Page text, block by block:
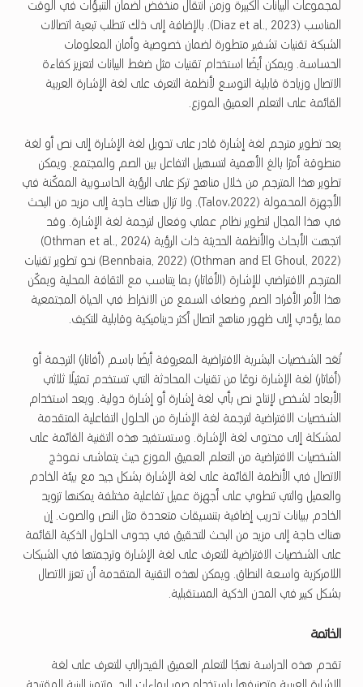
لمجموعات البيانات الكبيرة وزمن انتقال منخفض لضمان التنبؤات في الوقت
المناسب (Diaz et al., 2023). بالإضافة إلى ذلك تتطلب تبعية اتصالات
الشبكة تقنيات تشفير متطورة لضمان خصوصية وأمان المعلومات
الحساسة. ويمكن أيضًا استخدام تقنيات مثل ضغط البيانات لتعزيز كفاءة
الاتصال وزيادة قابلية التوسع لأنظمة التعرف على لغة الإشارة العربية
القائمة على التعلم العميق الموزع.
يعد تطوير مترجم لغة إشارة قادر على تحويل لغة الإشارة إلى نص أو لغة
منطوقة أمرًا بالغ الأهمية لتسهيل التفاعل بين الصم والمجتمع. ويمكن
تطوير هذا المترجم من خلال مناهج تركز على الرؤية الحاسوبية الممكّنة في
الأجهزة المحمولة (2022،Talov). ولا تزال هناك حاجة إلى مزيد من البحث
في هذا المجال لتطوير نظام عملي وفعال لترجمة لغة الإشارة. وقد
اتجهت الأبحاث والأنظمة الحديثة ذات الرؤية (Othman et al., 2024)
(Othman and El Ghoul, 2022) (Bennbaia, 2022) نحو تطوير تقنيات
المترجم الافتراضي للإشارة (الأفاتار) بما يتناسب مع الثقافة المحلية ويمكّن
هذا الأمر الأفراد الصم وضعاف السمع من الانخراط في الحياة المجتمعية
مما يؤدي إلى ظهور مناهج اتصال أكثر ديناميكية وقابلية للتكيف.
تُعَد الشخصيات البشرية الافتراضية المعروفة أيضًا باسم (أفاتار) الترجمة أو
(أفاتار) لغة الإشارة نوعًا من تقنيات المحادثة التي تستخدم تمثيلًا ثلاثي
الأبعاد لشخص لإنتاج نص بأي لغة إشارة أو إشارة دولية. ويعد استخدام
الشخصيات الافتراضية لترجمة لغة الإشارة من الحلول التفاعلية المتقدمة
لمشكلة إلى محتوى لغة الإشارة. وستستفيد هذه التقنية القائمة على
الشخصيات الافتراضية من التعلم العميق الموزع حيث يتماشى نموذج
الاتصال في الأنظمة القائمة على لغة الإشارة بشكل جيد مع بيئة الخادم
والعميل والتي تنطوي على أجهزة عميل تفاعلية مختلفة يمكنها تزويد
الخادم ببيانات تدريب إضافية بتنسيقات متعددة مثل النص والصوت. إن
هناك حاجة إلى مزيد من البحث للتحقيق في جدوى الحلول الذكية القائمة
على الشخصيات الافتراضية للتعرف على لغة الإشارة وترجمتها في الشبكات
اللامركزية واسعة النطاق. ويمكن لهذه التقنية المتقدمة أن تعزز الاتصال
بشكل كبير في المدن الذكية المستقبلية.
الخاتمة
تقدم هذه الدراسة نهجًا للتعلم العميق الفيدرالي للتعرف على لغة